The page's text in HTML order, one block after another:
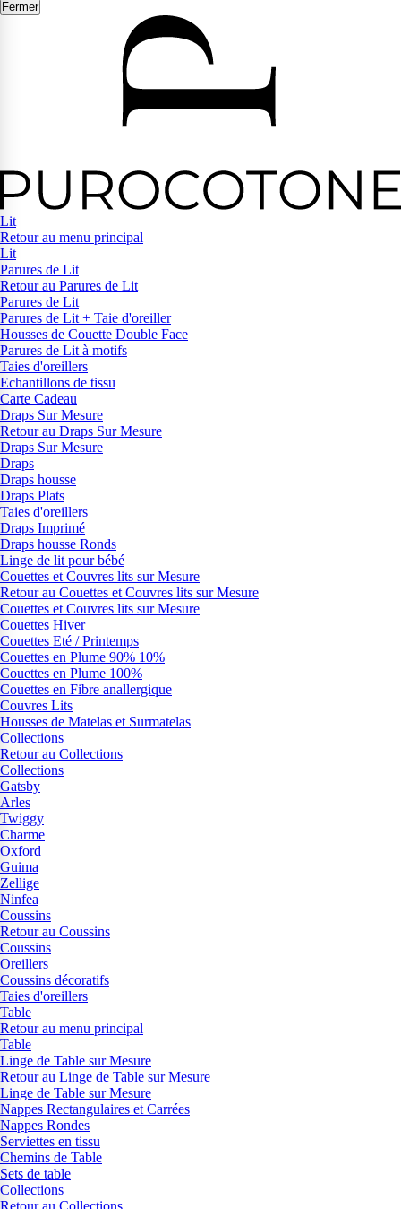
Fermer
Lit
Retour au menu principal
Lit
Parures de Lit
Retour au Parures de Lit
Parures de Lit
Parures de Lit + Taie d'oreiller
Housses de Couette Double Face
Parures de Lit à motifs
Taies d'oreillers
Echantillons de tissu
Carte Cadeau
Draps Sur Mesure
Retour au Draps Sur Mesure
Draps Sur Mesure
Draps
Draps housse
Draps Plats
Taies d'oreillers
Draps Imprimé
Draps housse Ronds
Linge de lit pour bébé
Couettes et Couvres lits sur Mesure
Retour au Couettes et Couvres lits sur Mesure
Couettes et Couvres lits sur Mesure
Couettes Hiver
Couettes Eté / Printemps
Couettes en Plume 90% 10%
Couettes en Plume 100%
Couettes en Fibre anallergique
Couvres Lits
Housses de Matelas et Surmatelas
Collections
Retour au Collections
Collections
Gatsby
Arles
Twiggy
Charme
Oxford
Guima
Zellige
Ninfea
Coussins
Retour au Coussins
Coussins
Oreillers
Coussins décoratifs
Taies d'oreillers
Table
Retour au menu principal
Table
Linge de Table sur Mesure
Retour au Linge de Table sur Mesure
Linge de Table sur Mesure
Nappes Rectangulaires et Carrées
Nappes Rondes
Serviettes en tissu
Chemins de Table
Sets de table
Collections